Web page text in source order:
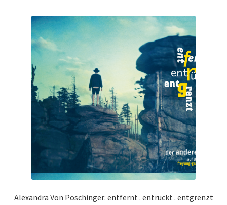
Alexandra Von Poschinger: entfernt . entrückt . entgrenzt